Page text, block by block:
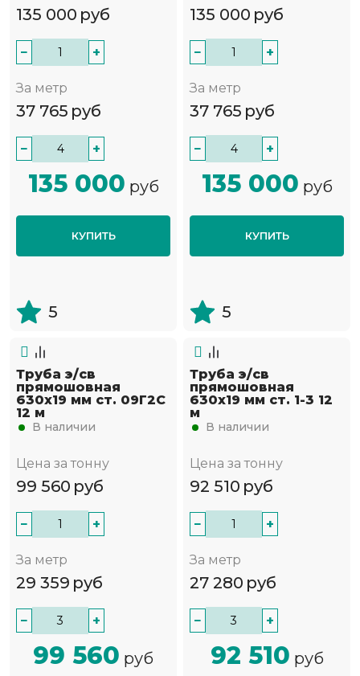
135 000 руб
− +
За метр
37 765 руб
− +
135 000 руб
КУПИТЬ
5
135 000 руб
− +
За метр
37 765 руб
− +
135 000 руб
КУПИТЬ
5
Труба э/св
прямошовная
630х19 мм ст. 09Г2С
12 м
В наличии
Цена за тонну
99 560 руб
− +
За метр
29 359 руб
− +
99 560 руб
Труба э/св
прямошовная
630х19 мм ст. 1-3 12
м
В наличии
Цена за тонну
92 510 руб
− +
За метр
27 280 руб
− +
92 510 руб